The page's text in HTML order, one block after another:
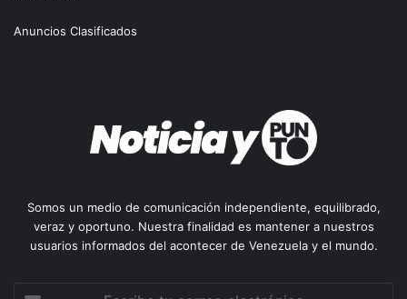
Anuncios Clasificados
Somos un medio de comunicación independiente, equilibrado,
veraz y oportuno. Nuestra finalidad es mantener a nuestros
usuarios informados del acontecer de Venezuela y el mundo.